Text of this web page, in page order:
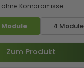
Module 4 Module
ohne Kompromisse
Zum Produkt